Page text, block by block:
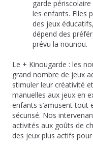
garde
les enfants. Elles
des jeux
dépend des
prévu la nounou.
Le + Kinougarde : les
grand nombre de jeux
stimuler leur créativité
manuelles aux jeux en
enfants s’amusent tout
sécurisé. Nos
activités aux goûts de
des jeux plus actifs